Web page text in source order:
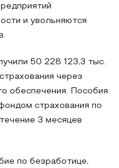
и увольняются
50 228 123,3 тыс.
через
обеспечения. Пособия
страхования по
3 месяцев
по безработице,